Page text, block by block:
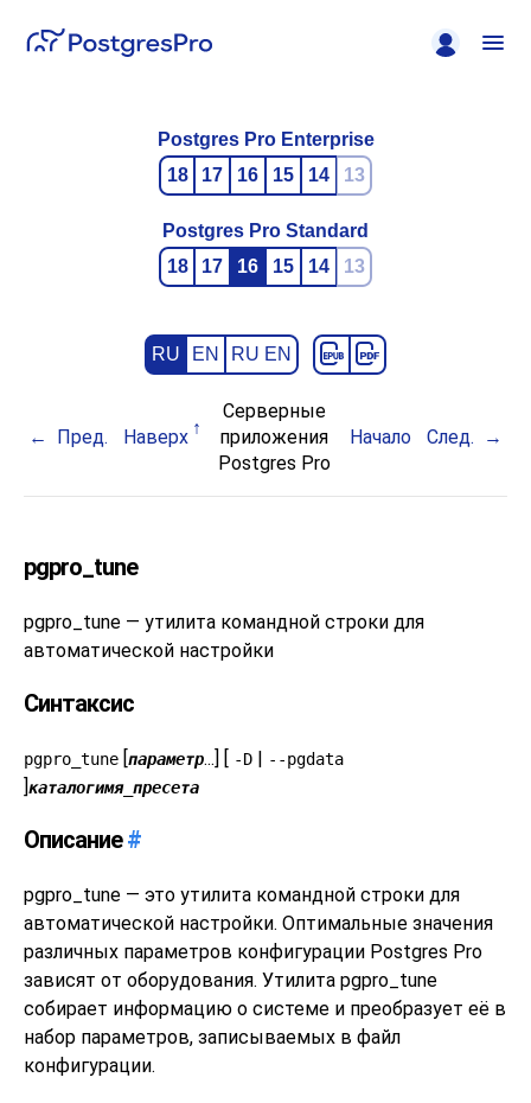
Postgres Pro Enterprise
18
17 16 15 14 13
Postgres Pro Standard
18
17 16 15 14 13
RU EN RU EN
Пред. Наверх
Серверные
приложения
Postgres Pro
Начало След.
pgpro_tune
pgpro_tune — утилита командной строки для
автоматической настройки
Синтаксис
pgpro_tune [параметр...] [ -D | --pgdata
]каталогимя_пресета
Описание#
pgpro_tune — это утилита командной строки для
автоматической настройки. Оптимальные значения
различных параметров конфигурации Postgres Pro
зависят от оборудования. Утилита pgpro_tune
собирает информацию о системе и преобразует её в
набор параметров, записываемых в файл
конфигурации.